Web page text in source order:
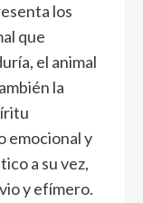
los
que
el animal
la
emocional y
a su vez,
y efímero.